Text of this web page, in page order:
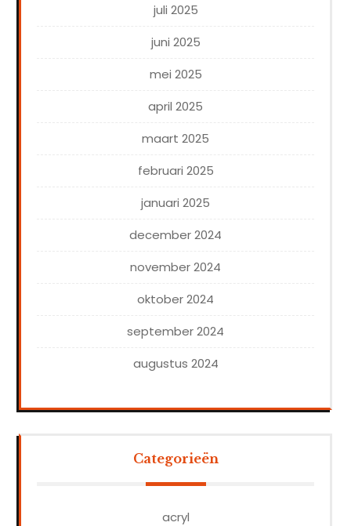
juli 2025
juni 2025
mei 2025
april 2025
maart 2025
februari 2025
januari 2025
december 2024
november 2024
oktober 2024
september 2024
augustus 2024
Categorieën
acryl